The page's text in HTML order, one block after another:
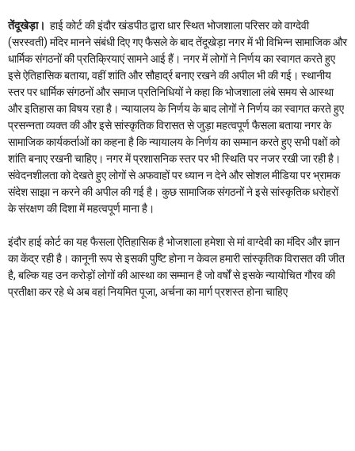
तेंदूखेड़ा। हाई कोर्ट की इंदौर खंडपीठ द्वारा धार स्थित भोजशाला परिसर को वाग्देवी
(सरस्वती) मंदिर मानने संबंधी दिए गए फैसले के बाद तेंदूखेड़ा नगर में भी विभिन्न सामाजिक और
धार्मिक संगठनों की प्रतिक्रियाएं सामने आई हैं। नगर में लोगों ने निर्णय का स्वागत करते हुए
इसे ऐतिहासिक बताया, वहीं शांति और सौहार्द्र बनाए रखने की अपील भी की गई। स्थानीय
स्तर पर धार्मिक संगठनों और समाज प्रतिनिधियों ने कहा कि भोजशाला लंबे समय से आस्था
और इतिहास का विषय रहा है। न्यायालय के निर्णय के बाद लोगों ने निर्णय का स्वागत करते हुए
प्रसन्नता व्यक्त की और इसे सांस्कृतिक विरासत से जुड़ा महत्वपूर्ण फैसला बताया नगर के
सामाजिक कार्यकर्ताओं का कहना है कि न्यायालय के निर्णय का सम्मान करते हुए सभी पक्षों को
शांति बनाए रखनी चाहिए। नगर में प्रशासनिक स्तर पर भी स्थिति पर नजर रखी जा रही है।
संवेदनशीलता को देखते हुए लोगों से अफवाहों पर ध्यान न देने और सोशल मीडिया पर भ्रामक
संदेश साझा न करने की अपील की गई है। कुछ सामाजिक संगठनों ने इसे सांस्कृतिक धरोहरों
के संरक्षण की दिशा में महत्वपूर्ण माना है।
इंदौर हाई कोर्ट का यह फैसला ऐतिहासिक है भोजशाला हमेशा से मां वाग्देवी का मंदिर और ज्ञान
का केंद्र रही है। कानूनी रूप से इसकी पुष्टि होना न केवल हमारी सांस्कृतिक विरासत की जीत
है, बल्कि यह उन करोड़ों लोगों की आस्था का सम्मान है जो वर्षों से इसके न्यायोचित गौरव की
प्रतीक्षा कर रहे थे अब वहां नियमित पूजा, अर्चना का मार्ग प्रशस्त होना चाहिए